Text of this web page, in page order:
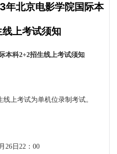
年北京电影学院国际本
上考试须知
本科2+2招生线上考试须知
上考试为单机位录制考试。
26日22：00